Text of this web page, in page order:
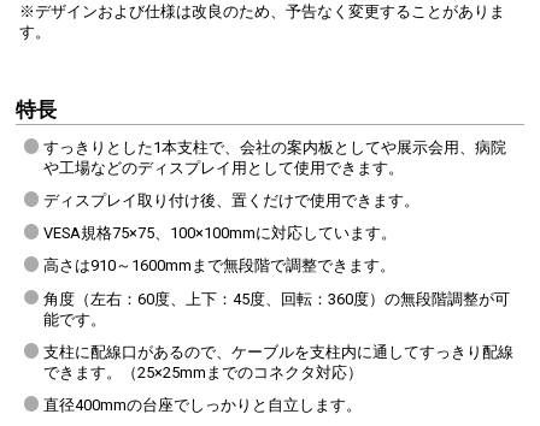
※デザインおよび仕様は改良のため、予告なく変更することがありま
す。
特長
すっきりとした1本支柱で、会社の案内板としてや展示会用、病院
や工場などのディスプレイ用として使用できます。
ディスプレイ取り付け後、置くだけで使用できます。
VESA規格75×75、100×100mmに対応しています。
高さは910～1600mmまで無段階で調整できます。
角度（左右：60度、上下：45度、回転：360度）の無段階調整が可
能です。
支柱に配線口があるので、ケーブルを支柱内に通してすっきり配線
できます。（25×25mmまでのコネクタ対応）
直径400mmの台座でしっかりと自立します。